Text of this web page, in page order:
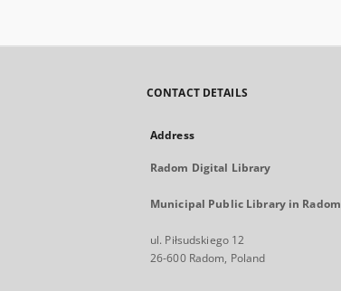
CONTACT DETAILS
Address
Radom Digital Library
Municipal Public Library in Radom
ul. Piłsudskiego 12
26-600 Radom, Poland